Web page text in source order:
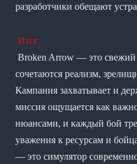
разработчики обещают
Итог
Broken Arrow — это свежий
сочетаются реализм,
Кампания захватывает и
миссия ощущается как
нюансами, и каждый бой
уважения к ресурсам и
— это симулятор